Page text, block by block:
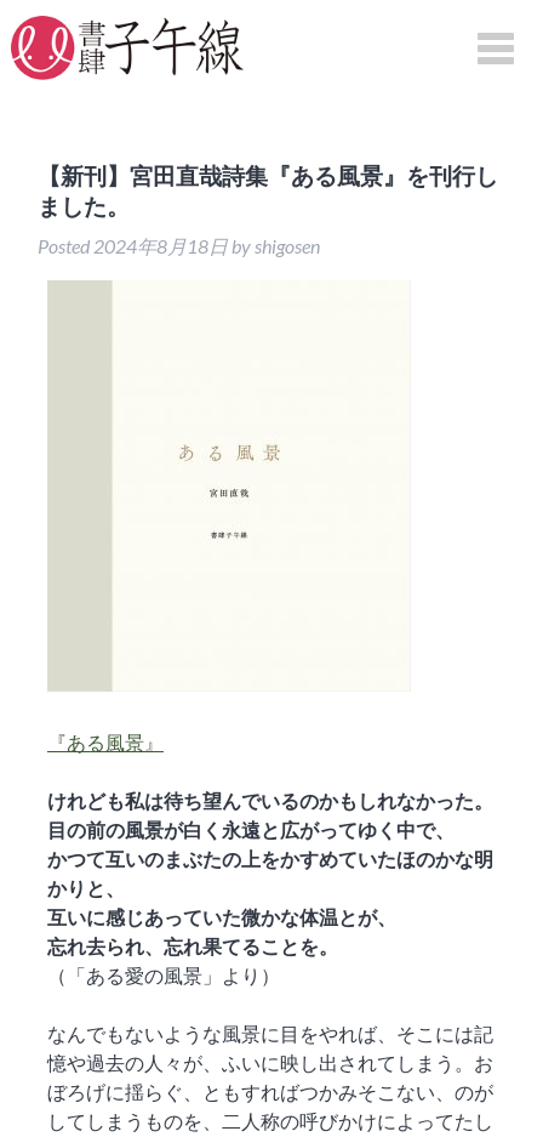
詩集
ご注文方法
お問い合わせ
書肆子午線について
【新刊】宮田直哉詩集『ある風景』を刊行し
ました。
Posted 2024年8月18日 byshigosen
『ある風景』
けれども私は待ち望んでいるのかもしれなかった。
目の前の風景が白く永遠と広がってゆく中で、
かつて互いのまぶたの上をかすめていたほのかな明
かりと、
互いに感じあっていた微かな体温とが、
忘れ去られ、忘れ果てることを。
（「ある愛の風景」より）
なんでもないような風景に目をやれば、そこには記
憶や過去の人々が、ふいに映し出されてしまう。お
ぼろげに揺らぐ、ともすればつかみそこない、のが
してしまうものを、二人称の呼びかけによってたし